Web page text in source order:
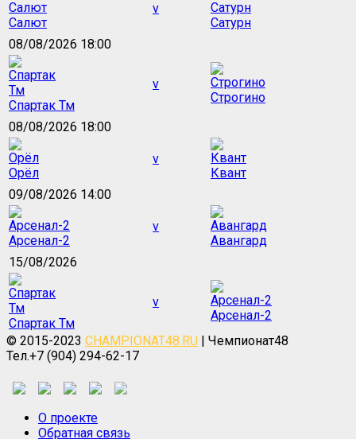
Салют
v
Сатурн
08/08/2026 18:00
Спартак Тм
v
Строгино
08/08/2026 18:00
Орёл
v
Квант
09/08/2026 14:00
Арсенал-2
v
Авангард
15/08/2026
Спартак Тм
v
Арсенал-2
© 2015-2023 CHAMPIONAT48.RU | Чемпионат48
Тел.+7 (904) 294-62-17
О проекте
Обратная связь